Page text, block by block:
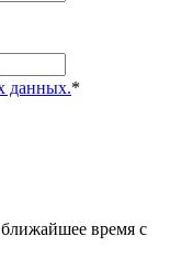
данных.*
время с